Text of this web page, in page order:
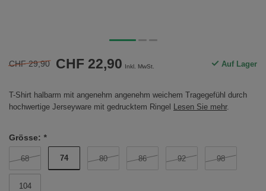
CHF 29,90 CHF 22,90 Inkl. MwSt. Auf Lager
T-Shirt halbarm mit angenehm angenehm weichem Tragegefühl durch
hochwertige Jerseyware mit gedrucktem Ringel Lesen Sie mehr.
Grösse: *
68 74 80 86 92 98
104